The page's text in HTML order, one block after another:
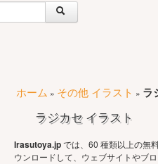
ホーム » その他 イラスト » ラ
ラジカセ イラスト
Irasutoya.jpでは、60 種類以上の無
ウンロードして、ウェブサイトやブ